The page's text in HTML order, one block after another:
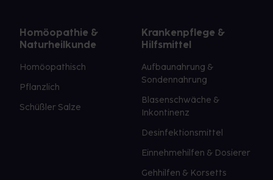
Homöopathie &
Naturheilkunde
Homöopathisch
Pflanzlich
Schüßler Salze
Krankenpflege &
Hilfsmittel
Aufbaunahrung &
Sondennahrung
Blasenschwäche &
Inkontinenz
Desinfektionsmittel
Einnehmehilfen & Dosierer
Gehhilfen & Korsetts